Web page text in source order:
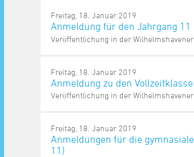
Freitag, 18. Januar 2019
Anmeldung für den Jahrgang
Veröffentlichung in der
Freitag, 18. Januar 2019
Anmeldung zu den
Veröffentlichung in der
Freitag, 18. Januar 2019
Anmeldungen für die
11)